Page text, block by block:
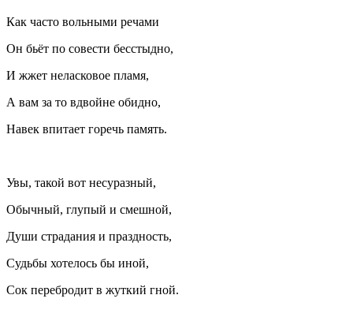
Как часто вольными речами
Он бьёт по совести бесстыдно,
И жжет неласковое пламя,
А вам за то вдвойне обидно,
Навек впитает горечь память.
Увы, такой вот несуразный,
Обычный, глупый и смешной,
Души страдания и праздность,
Судьбы хотелось бы иной,
Сок перебродит в жуткий гной.